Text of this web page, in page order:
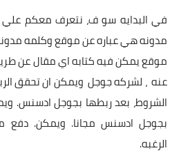
في البدايه سو ف، نتعرف معكم
مدونه هي عباره عن موقع وكلمه
موقع يمكن فيه كتابه اي مقال عن
عنه ، لشركه جوجل ويمكن ان تحقق
الشروط، بعد ربطها بجوجل ادسنس.
بجوجل ادسنس مجانا. ويمكن. دفع
الرغبه.